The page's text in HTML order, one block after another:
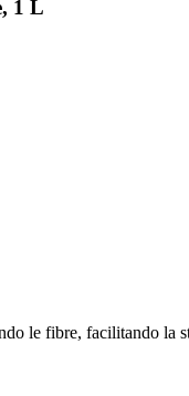
1 L
le fibre, facilitando la